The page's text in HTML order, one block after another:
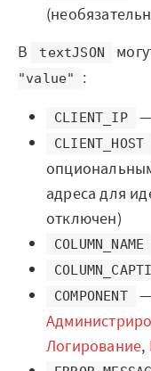
Готовые
Интеграции
Быстрый
Кубок
В
textJSON
"value" :
CLIENT_IP
CLIENT_HOST
адреса для
отключен)
COLUMN_NAME
COMPONENT
Логирование,